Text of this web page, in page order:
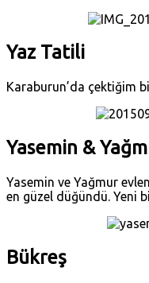
Yaz Tatili
Karaburun’da çektiğim
Yasemin &
Yasemin ve Yağmur
en güzel düğündü. Yeni
Bükreş